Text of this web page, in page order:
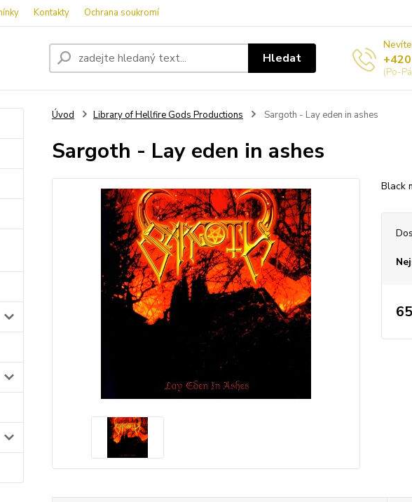
Kontakty Ochrana soukromí
Hledat
(Po-
Úvod Library of Hellfire Gods Productions Sargoth - Lay eden in ashes
Sargoth - Lay eden in ashes
Black